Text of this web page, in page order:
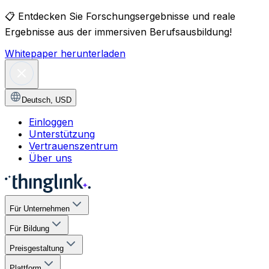
📋 Entdecken Sie Forschungsergebnisse und reale
Ergebnisse aus der immersiven Berufsausbildung!
Whitepaper herunterladen
Deutsch, USD
Einloggen
Unterstützung
Vertrauenszentrum
Über uns
Für Unternehmen
Für Bildung
Preisgestaltung